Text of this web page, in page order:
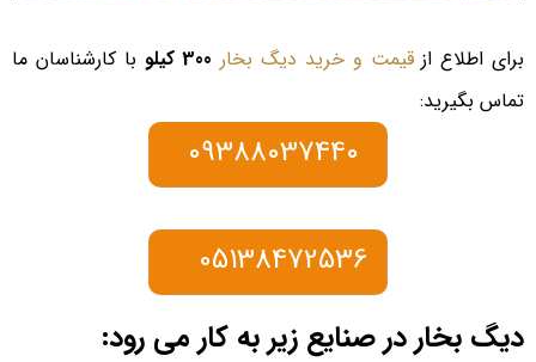
برای اطلاع ازقیمت و خرید دیگ بخار 300 کیلو
با کارشناسان ما
تماس بگیرید:
دیگ بخار در صنایع زیر به کار می رود: